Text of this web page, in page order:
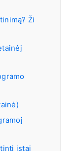
Ži
įstai